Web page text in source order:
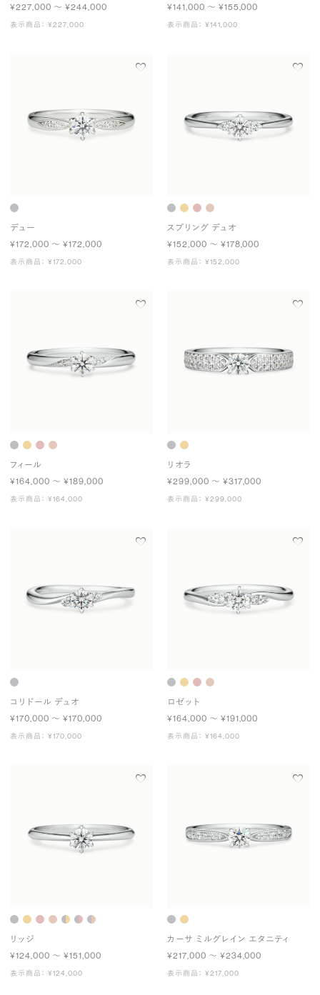
¥227,000 〜 ¥244,000
表示商品： ¥227,000
¥141,000 〜 ¥155,000
表示商品： ¥141,000
デュー
¥172,000 〜 ¥172,000
表示商品： ¥172,000
スプリング デュオ
¥152,000 〜 ¥178,000
表示商品： ¥152,000
フィール
¥164,000 〜 ¥189,000
表示商品： ¥164,000
リオラ
¥299,000 〜 ¥317,000
表示商品： ¥299,000
コリドール デュオ
¥170,000 〜 ¥170,000
表示商品： ¥170,000
ロゼット
¥164,000 〜 ¥191,000
表示商品： ¥164,000
リッジ
¥124,000 〜 ¥151,000
表示商品： ¥124,000
カーサ ミルグレイン エタニティ
¥217,000 〜 ¥234,000
表示商品： ¥217,000